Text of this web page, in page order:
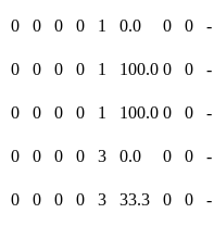
0 0 0 0 1 0.0 0 0 -
0 0 0 0 1 100.0 0 0 -
0 0 0 0 1 100.0 0 0 -
0 0 0 0 3 0.0 0 0 -
0 0 0 0 3 33.3 0 0 -